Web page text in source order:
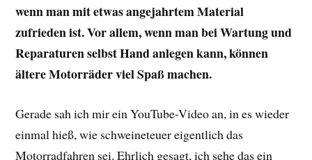
wenn man mit etwas angejahrtem Material
zufrieden ist. Vor allem, wenn man bei Wartung und
Reparaturen selbst Hand anlegen kann, können
ältere Motorräder viel Spaß machen.
Gerade sah ich mir ein YouTube-Video an, in es wieder
einmal hieß, wie schweineteuer eigentlich das
Motorradfahren sei. Ehrlich gesagt, ich sehe das ein